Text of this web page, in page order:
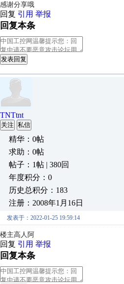
感谢分享哦
回复 引用 举报
回复本条
发表回复
TNTtnt
关注 私信
精华：0帖
求助：0帖
帖子：1帖 | 380回
年度积分：0
历史总积分：183
注册：2008年1月16日
发表于：2022-01-25 19:59:14
楼主高人阿
回复 引用 举报
回复本条